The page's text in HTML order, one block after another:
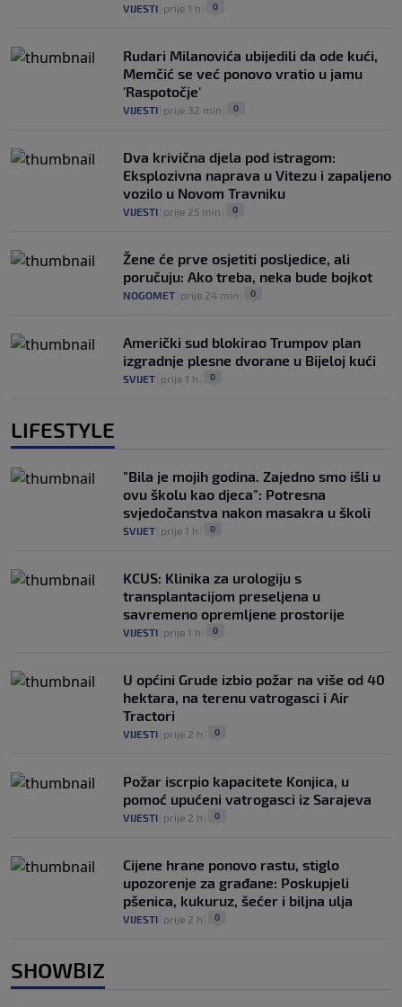
VIJESTI prije 1 h 0
Rudari Milanovića ubijedili da ode kući,
Memčić se već ponovo vratio u jamu
'Raspotočje'
VIJESTI prije 32 min 0
Dva krivična djela pod istragom:
Eksplozivna naprava u Vitezu i zapaljeno
vozilo u Novom Travniku
VIJESTI prije 25 min 0
Žene će prve osjetiti posljedice, ali
poručuju: Ako treba, neka bude bojkot
NOGOMET prije 24 min 0
Američki sud blokirao Trumpov plan
izgradnje plesne dvorane u Bijeloj kući
SVIJET prije 1 h 0
LIFESTYLE
"Bila je mojih godina. Zajedno smo išli u
ovu školu kao djeca": Potresna
svjedočanstva nakon masakra u školi
SVIJET prije 1 h 0
KCUS: Klinika za urologiju s
transplantacijom preseljena u
savremeno opremljene prostorije
VIJESTI prije 1 h 0
U općini Grude izbio požar na više od 40
hektara, na terenu vatrogasci i Air
Tractori
VIJESTI prije 2 h 0
Požar iscrpio kapacitete Konjica, u
pomoć upućeni vatrogasci iz Sarajeva
VIJESTI prije 2 h 0
Cijene hrane ponovo rastu, stiglo
upozorenje za građane: Poskupjeli
pšenica, kukuruz, šećer i biljna ulja
VIJESTI prije 2 h 0
SHOWBIZ